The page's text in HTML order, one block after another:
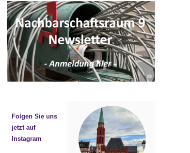
Folgen Sie uns
jetzt auf
Instagram